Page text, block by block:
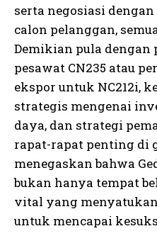
serta negosiasi
calon pelanggan,
Demikian pula
pesawat CN235 atau
ekspor untuk NC212i,
strategis mengenai
daya, dan strategi
rapat-rapat penting di
menegaskan bahwa
bukan hanya tempat
vital yang menyatukan
untuk mencapai